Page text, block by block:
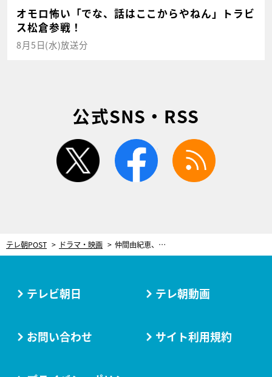
オモロ怖い「でな、話はここからやねん」トラビ
ス松倉参戦！
8月5日(水)放送分
公式SNS・RSS
twitter facebook
テレ朝POST ドラマ・映画 仲間由紀恵、難しい顔で悩む…『24 JAPAN』で演じる女性総理候補の“美しき苦悩の表情”
テレビ朝日 テレ朝動画
お問い合わせ サイト利用規約